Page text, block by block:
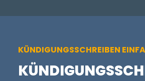
KÜNDIGUNGSSCHREIBEN